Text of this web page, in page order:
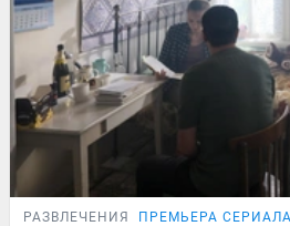
РАЗВЛЕЧЕНИЯ ПРЕМЬЕРА